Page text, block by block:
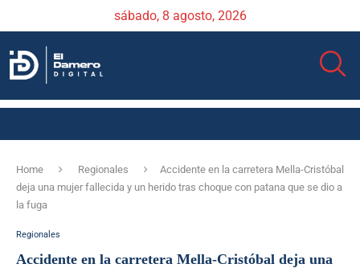
sábado, 8 agosto, 2026
Home Regionales
Accidente en la carretera Mella-Cristóbal
deja una mujer fallecida y un herido tras choque con patana que se dio a
la fuga
Regionales
Accidente en la carretera Mella-Cristóbal deja una